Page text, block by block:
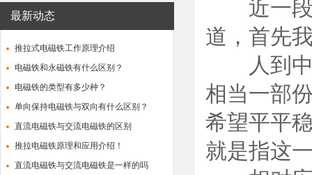
最新动态
推拉式电磁铁工作原理介绍
电磁铁和永磁铁有什么区别？
电磁铁的类型有多少种？
单向保持电磁铁与双向有什么区别？
直流电磁铁与交流电磁铁的区别
推拉电磁铁原理和应用介绍！
直流电磁铁与交流电磁铁是一样的吗
近一段
道，首先
人到中
相当一部
希望平平
就是指这